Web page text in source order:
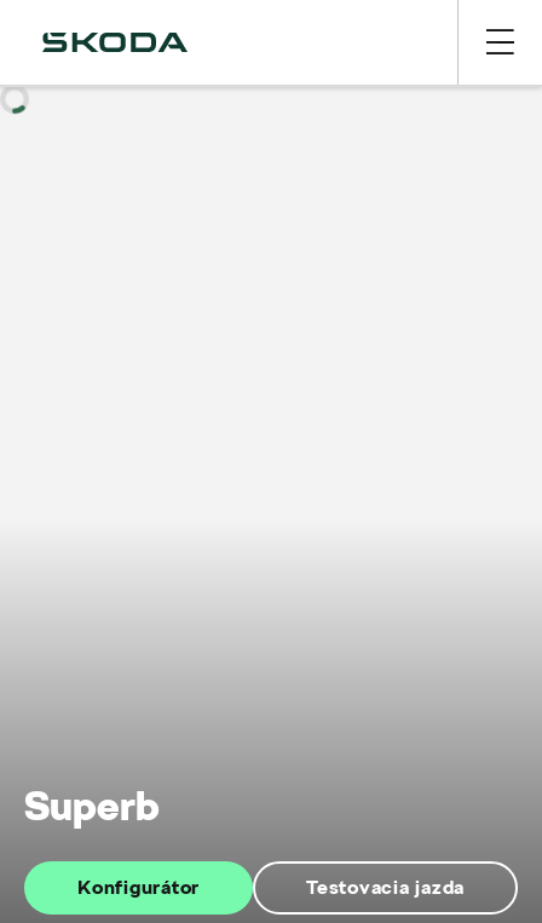
Superb
Konfigurátor Testovacia jazda